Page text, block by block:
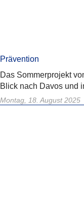
Prävention
Das Sommerprojekt
Blick nach Davos und
Montag, 18. August 2025